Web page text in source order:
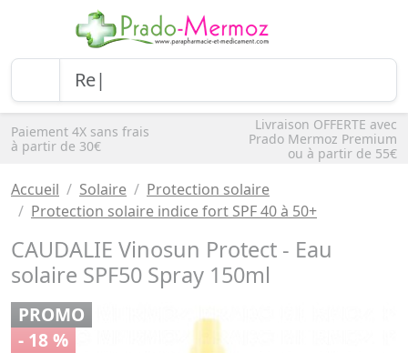
Paiement 4X sans frais
à partir de 30€
Livraison OFFERTE avec
Prado Mermoz Premium
ou à partir de 55€
Accueil Solaire
Protection solaire
Protection solaire indice fort SPF 40 à 50+
CAUDALIE Vinosun Protect - Eau
solaire SPF50 Spray 150ml
PROMO
- 18 %